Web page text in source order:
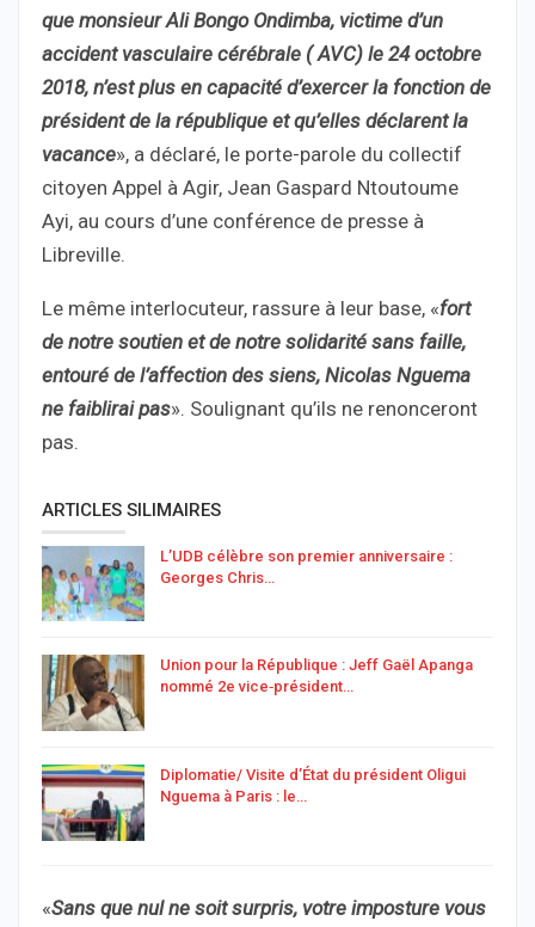
que monsieur Ali Bongo Ondimba, victime d’un
accident vasculaire cérébrale ( AVC) le 24 octobre
2018, n’est plus en capacité d’exercer la fonction de
président de la république et qu’elles déclarent la
vacance», a déclaré, le porte-parole du collectif
citoyen Appel à Agir, Jean Gaspard Ntoutoume
Ayi, au cours d’une conférence de presse à
Libreville.
Le même interlocuteur, rassure à leur base, «fort
de notre soutien et de notre solidarité sans faille,
entouré de l’affection des siens, Nicolas Nguema
ne faiblirai pas». Soulignant qu’ils ne renonceront
pas.
ARTICLES SILIMAIRES
L’UDB célèbre son premier anniversaire :
Georges Chris…
Union pour la République : Jeff Gaël Apanga
nommé 2e vice‑président…
Diplomatie/ Visite d’État du président Oligui
Nguema à Paris : le…
«Sans que nul ne soit surpris, votre imposture vous